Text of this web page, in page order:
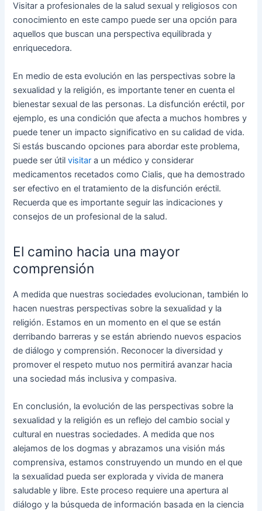
Visitar a profesionales de la salud sexual y religiosos con
conocimiento en este campo puede ser una opción para
aquellos que buscan una perspectiva equilibrada y
enriquecedora.
En medio de esta evolución en las perspectivas sobre la
sexualidad y la religión, es importante tener en cuenta el
bienestar sexual de las personas. La disfunción eréctil, por
ejemplo, es una condición que afecta a muchos hombres y
puede tener un impacto significativo en su calidad de vida.
Si estás buscando opciones para abordar este problema,
puede ser útilvisitar a un médico y considerar
medicamentos recetados como Cialis, que ha demostrado
ser efectivo en el tratamiento de la disfunción eréctil.
Recuerda que es importante seguir las indicaciones y
consejos de un profesional de la salud.
El camino hacia una mayor
comprensión
A medida que nuestras sociedades evolucionan, también lo
hacen nuestras perspectivas sobre la sexualidad y la
religión. Estamos en un momento en el que se están
derribando barreras y se están abriendo nuevos espacios
de diálogo y comprensión. Reconocer la diversidad y
promover el respeto mutuo nos permitirá avanzar hacia
una sociedad más inclusiva y compasiva.
En conclusión, la evolución de las perspectivas sobre la
sexualidad y la religión es un reflejo del cambio social y
cultural en nuestras sociedades. A medida que nos
alejamos de los dogmas y abrazamos una visión más
comprensiva, estamos construyendo un mundo en el que
la sexualidad pueda ser explorada y vivida de manera
saludable y libre. Este proceso requiere una apertura al
diálogo y la búsqueda de información basada en la ciencia